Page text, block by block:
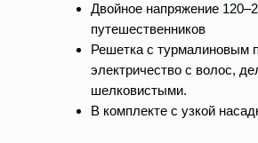
Двойное напряжение
путешественников
Решетка с турмалиновым
электричество с волос,
шелковистыми.
В комплекте с узкой